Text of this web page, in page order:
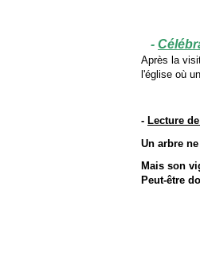
-
Après la
l'église où
- Lecture
Un arbre
Mais son
Peut-être